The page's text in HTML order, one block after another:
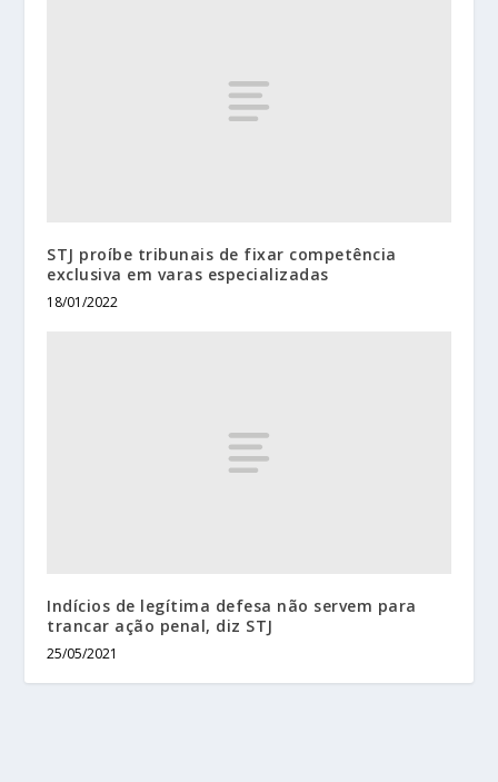
STJ proíbe tribunais de fixar competência
exclusiva em varas especializadas
18/01/2022
Indícios de legítima defesa não servem para
trancar ação penal, diz STJ
25/05/2021